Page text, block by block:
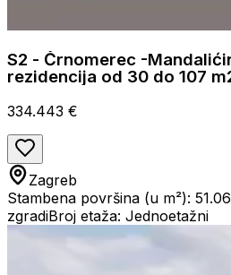
S2 - Črnomerec -
rezidencija od 30 do 107
334.443 €
Zagreb
Stambena površina (u m²): 51.06
zgradiBroj etaža: Jednoetažni